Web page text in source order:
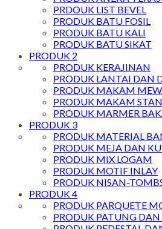
PRDOUK LIST BEVEL
PRODUK BATU FOSIL
PRODUK BATU KALI
PRODUK BATU SIKAT
PRODUK 2
PRODUK KERAJINAN
PRODUK LANTAI DAN
PRODUK MAKAM
PRODUK MAKAM
PRODUK MARMER
PRODUK 3
PRODUK MATERIAL
PRODUK MEJA DAN
PRODUK MIX LOGAM
PRODUK MOTIF INLAY
PRODUK NISAN-
PRODUK 4
PRODUK PARQUETE
PRODUK PATUNG DAN